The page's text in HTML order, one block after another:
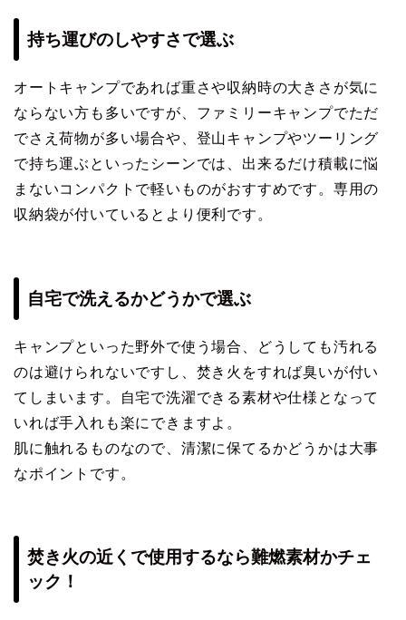
持ち運びのしやすさで選ぶ
オートキャンプであれば重さや収納時の大きさが気に
ならない方も多いですが、ファミリーキャンプでただ
でさえ荷物が多い場合や、登山キャンプやツーリング
で持ち運ぶといったシーンでは、出来るだけ積載に悩
まないコンパクトで軽いものがおすすめです。専用の
収納袋が付いているとより便利です。
自宅で洗えるかどうかで選ぶ
キャンプといった野外で使う場合、どうしても汚れる
のは避けられないですし、焚き火をすれば臭いが付い
てしまいます。自宅で洗濯できる素材や仕様となって
いれば手入れも楽にできますよ。
肌に触れるものなので、清潔に保てるかどうかは大事
なポイントです。
焚き火の近くで使用するなら難燃素材かチェ
ック！